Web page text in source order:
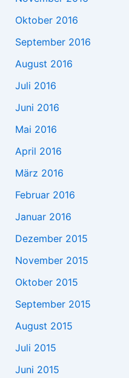
Oktober 2016
September 2016
August 2016
Juli 2016
Juni 2016
Mai 2016
April 2016
März 2016
Februar 2016
Januar 2016
Dezember 2015
November 2015
Oktober 2015
September 2015
August 2015
Juli 2015
Juni 2015